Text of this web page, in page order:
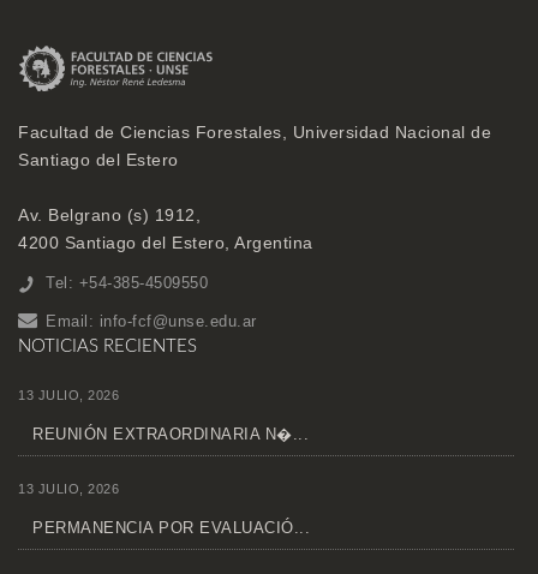
Facultad de Ciencias Forestales, Universidad Nacional de
Santiago del Estero
Av. Belgrano (s) 1912,
4200 Santiago del Estero, Argentina
Tel: +54-385-4509550
Email: info-fcf@unse.edu.ar
NOTICIAS RECIENTES
13 JULIO, 2026
REUNIÓN EXTRAORDINARIA N�...
13 JULIO, 2026
PERMANENCIA POR EVALUACIÓ...